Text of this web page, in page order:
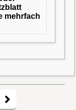
mehrfach